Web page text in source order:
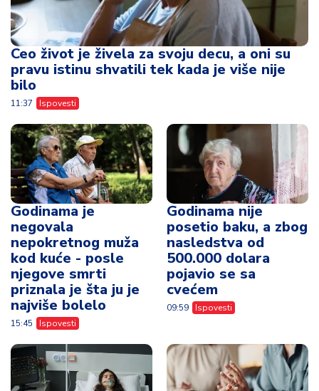
Ceo život je živela za svoju decu, a oni su
pravu istinu shvatili tek kada je više nije
bilo
11:37 Ispovesti
Godinama je
negovala
nepokretnog muža
kod kuće - posle
njegove smrti
priznala je šta ju je
najviše bolelo
15:45 Ispovesti
Godinama nije
posetio baku, a zbog
nasledstva od
500.000 dolara
pojavio se sa
cvećem
09:59 Ispovesti